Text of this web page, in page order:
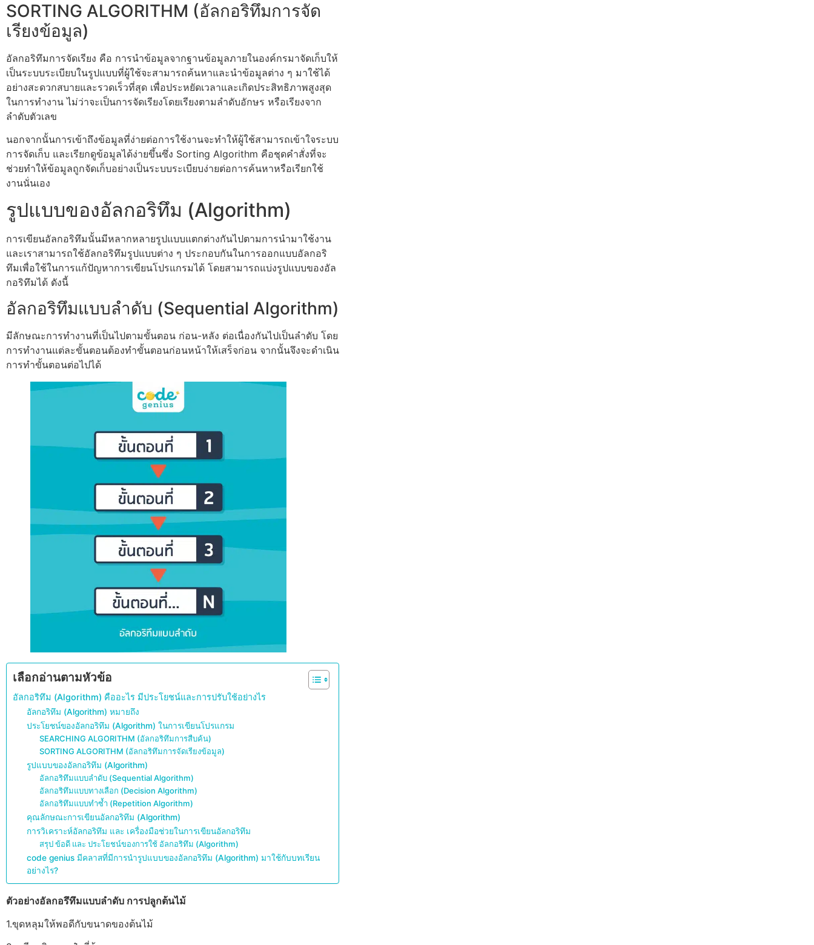
SORTING ALGORITHM (อัลกอริทึมการจัด
เรียงข้อมูล)
อัลกอริทึมการจัดเรียง คือ การนำข้อมูลจากฐานข้อมูลภายในองค์กรมาจัดเก็บให้
เป็นระบบระเบียบในรูปแบบที่ผู้ใช้จะสามารถค้นหาและนำข้อมูลต่าง ๆ มาใช้ได้
อย่างสะดวกสบายและรวดเร็วที่สุด เพื่อประหยัดเวลาและเกิดประสิทธิภาพสูงสุด
ในการทำงาน ไม่ว่าจะเป็นการจัดเรียงโดยเรียงตามลำดับอักษร หรือเรียงจาก
ลำดับตัวเลข
นอกจากนั้นการเข้าถึงข้อมูลที่ง่ายต่อการใช้งานจะทำให้ผู้ใช้สามารถเข้าใจระบบ
การจัดเก็บ และเรียกดูข้อมูลได้ง่ายขึ้นซึ่ง Sorting Algorithm คือชุดคำสั่งที่จะ
ช่วยทำให้ข้อมูลถูกจัดเก็บอย่างเป็นระบบระเบียบง่ายต่อการค้นหาหรือเรียกใช้
งานนั่นเอง
รูปแบบของอัลกอริทึม (Algorithm)
การเขียนอัลกอริทึมนั้นมีหลากหลายรูปแบบแตกต่างกันไปตามการนำมาใช้งาน
และเราสามารถใช้อัลกอริทึมรูปแบบต่าง ๆ ประกอบกันในการออกแบบอัลกอริ
ทึมเพื่อใช้ในการแก้ปัญหาการเขียนโปรแกรมได้ โดยสามารถแบ่งรูปแบบของอัล
กอริทึมได้ ดังนี้
อัลกอริทึมแบบลำดับ (Sequential Algorithm)
มีลักษณะการทำงานที่เป็นไปตามขั้นตอน ก่อน-หลัง ต่อเนื่องกันไปเป็นลำดับ โดย
การทำงานแต่ละขั้นตอนต้องทำขั้นตอนก่อนหน้าให้เสร็จก่อน จากนั้นจึงจะดำเนิน
การทำขั้นตอนต่อไปได้
เลือกอ่านตามหัวข้อ
อัลกอริทึม (Algorithm) คืออะไร มีประโยชน์และการปรับใช้อย่างไร
อัลกอริทึม (Algorithm) หมายถึง
ประโยชน์ของอัลกอริทึม (Algorithm) ในการเขียนโปรแกรม
SEARCHING ALGORITHM (อัลกอริทึมการสืบค้น)
SORTING ALGORITHM (อัลกอริทึมการจัดเรียงข้อมูล)
รูปแบบของอัลกอริทึม (Algorithm)
อัลกอริทึมแบบลำดับ (Sequential Algorithm)
อัลกอริทึมแบบทางเลือก (Decision Algorithm)
อัลกอริทึมแบบทำซ้ำ (Repetition Algorithm)
คุณลักษณะการเขียนอัลกอริทึม (Algorithm)
การวิเคราะห์อัลกอริทึม และ เครื่องมือช่วยในการเขียนอัลกอริทึม
สรุป ข้อดี และ ประโยชน์ของการใช้ อัลกอริทึม (Algorithm)
code genius มีคลาสที่มีการนำรูปแบบของอัลกอริทึม (Algorithm) มาใช้กับบทเรียน
อย่างไร?
ตัวอย่างอัลกอรึทึมแบบลำดับ การปลูกต้นไม้
1.ขุดหลุมให้พอดีกับขนาดของต้นไม้